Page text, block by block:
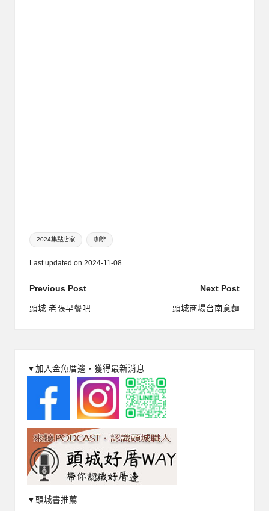
Tags:
2024集點店家 咖啡
Last updated on 2024-11-08
Post
navigation
Previous Post
頭城 老張早餐吧
Next Post
頭城商場台南意麵
▼加入金魚厝邊‧獲得最新消息
▼頭城書推薦